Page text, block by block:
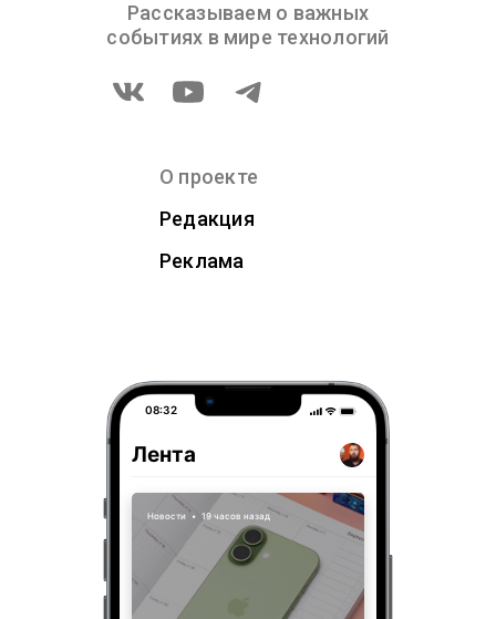
Рассказываем о важных
событиях в мире технологий
О проекте
Редакция
Реклама
08:32
Лента
Новости • 19 часов назад